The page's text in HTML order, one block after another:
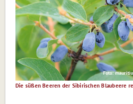
Foto:
Die süßen Beeren der Sibirischen Blaubeere